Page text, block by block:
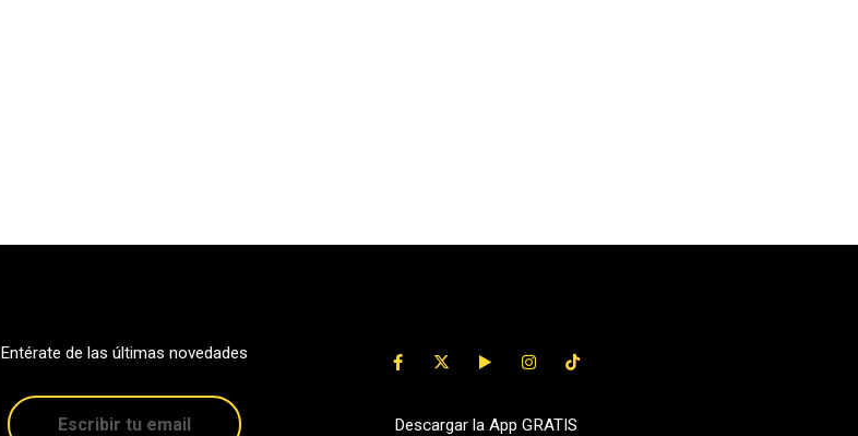
Entérate de las últimas novedades
Descargar la App GRATIS